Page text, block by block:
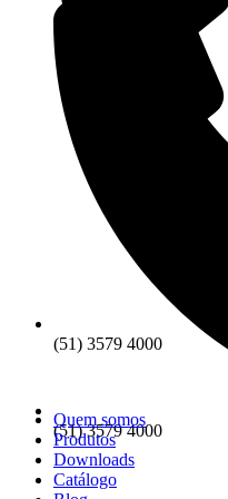
(51) 3579 4000
(51) 3579 4000
Quem somos
Produtos
Downloads
Catálogo